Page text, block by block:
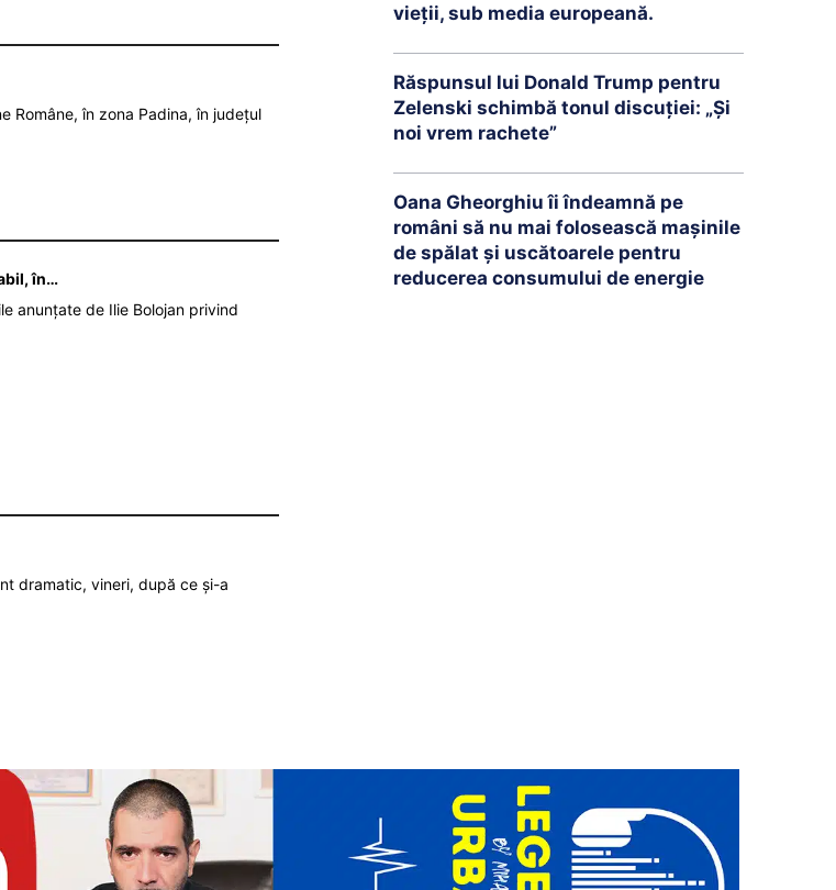
Române, în zona Padina, în județul
în…
anunțate de Ilie Bolojan privind
dramatic, vineri, după ce și-a
vieții, sub media europeană.
Răspunsul lui Donald Trump pentru
Zelenski schimbă tonul discuției: „Și
noi vrem rachete”
Oana Gheorghiu îi îndeamnă pe
români să nu mai folosească mașinile
de spălat și uscătoarele pentru
reducerea consumului de energie